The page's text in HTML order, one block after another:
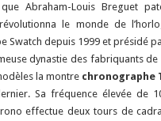
Abraham-Louis Breguet
le monde de
Swatch depuis 1999 et présidé
dynastie des fabriquants de
la montre chronographe
Sa fréquence élevée de
effectue deux tours de